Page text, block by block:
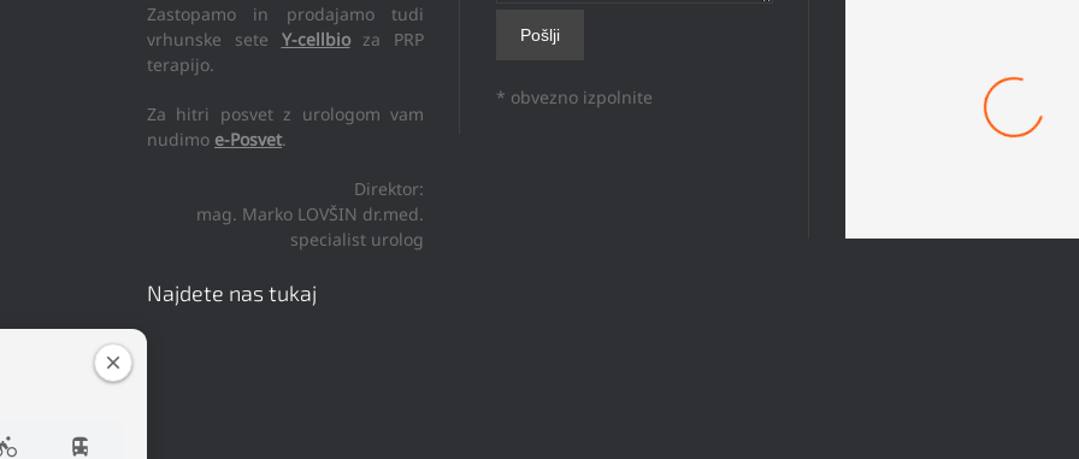
Zastopamo in prodajamo tudi
vrhunske sete Y-cellbioza PRP
terapijo.
Za hitri posvet z urologom vam
nudimo e-Posvet.
Direktor:
mag. Marko LOVŠIN dr.med.
specialist urolog
Najdete nas tukaj
* obvezno izpolnite
Mach 1 Obroček #8